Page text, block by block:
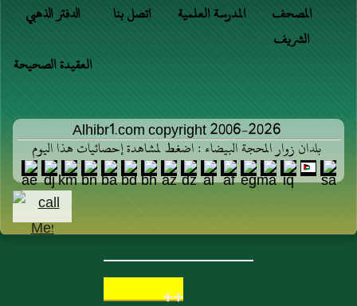
الدفتر الذهبي اتصل بنا المدرسة العلمية
المصحف
الشريف
العقيدة الصحيحة
Alhibr1.com copyright 2006-2026
بلدان زوار المحجة البيضاء : اضغط لمشاهدة إحصائيات هذا اليوم
++